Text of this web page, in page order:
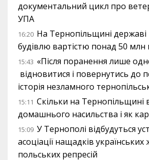
документальний цикл про
УПА
16:20 На Тернопільщині
будівлю вартістю понад 50 млн
15:43 «Після поранення лише
відновитися і повернутись до
історія незламного
15:11 Скільки на Тернопільщині
домашнього насильства і як
15:09 У Тернополі відбудуться
асоціації нащадків українських
польських репресій